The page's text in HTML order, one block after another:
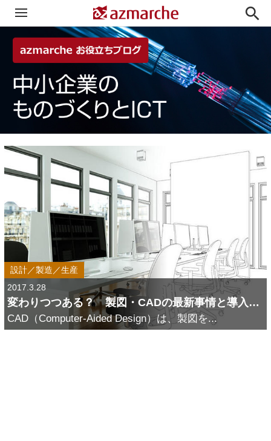

設計／製造／生産
2017.3.28
変わりつつある？ 製図・CADの最新事情と導入検討時のポイント
CAD（Computer-Aided Design）は、製図を...